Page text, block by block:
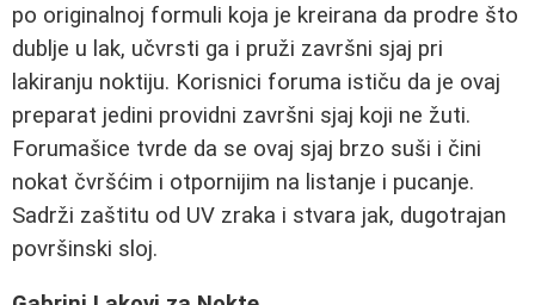
po originalnoj formuli koja je kreirana da prodre što
dublje u lak, učvrsti ga i pruži završni sjaj pri
lakiranju noktiju. Korisnici foruma ističu da je ovaj
preparat jedini providni završni sjaj koji ne žuti.
Forumašice tvrde da se ovaj sjaj brzo suši i čini
nokat čvršćim i otpornijim na listanje i pucanje.
Sadrži zaštitu od UV zraka i stvara jak, dugotrajan
površinski sloj.